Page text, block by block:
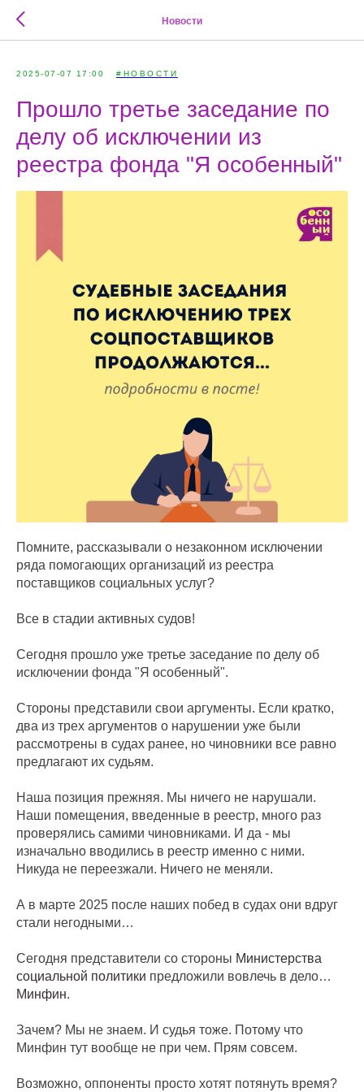
Новости
2025-07-07 17:00 #НОВОСТИ
Прошло третье заседание по
делу об исключении из
реестра фонда "Я особенный"
Помните, рассказывали о незаконном исключении
ряда помогающих организаций из реестра
поставщиков социальных услуг?
Все в стадии активных судов!
Сегодня прошло уже третье заседание по делу об
исключении фонда "Я особенный".
Стороны представили свои аргументы. Если кратко,
два из трех аргументов о нарушении уже были
рассмотрены в судах ранее, но чиновники все равно
предлагают их судьям.
Наша позиция прежняя. Мы ничего не нарушали.
Наши помещения, введенные в реестр, много раз
проверялись самими чиновниками. И да - мы
изначально вводились в реестр именно с ними.
Никуда не переезжали. Ничего не меняли.
А в марте 2025 после наших побед в судах они вдруг
стали негодными…
Сегодня представители со стороны Министерства
социальной политики предложили вовлечь в дело…
Минфин.
Зачем? Мы не знаем. И судья тоже. Потому что
Минфин тут вообще не при чем. Прям совсем.
Возможно, оппоненты просто хотят потянуть время?